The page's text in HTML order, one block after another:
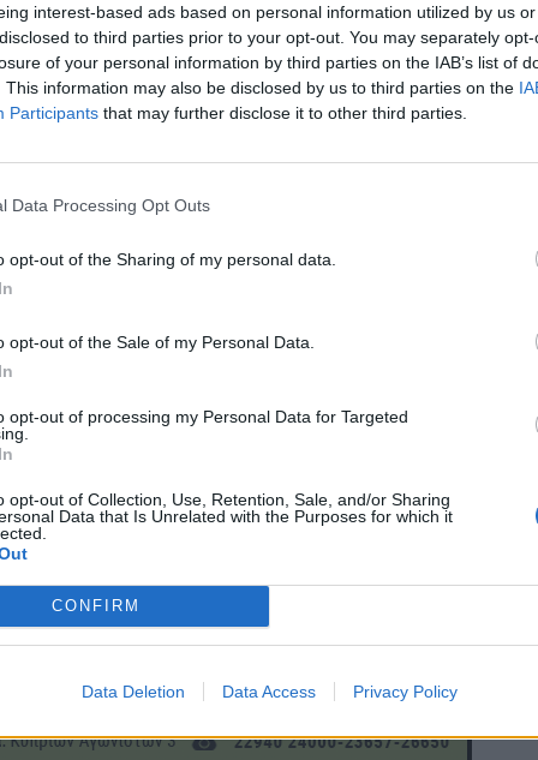
interest-based ads based on personal information utilized by us
to third parties prior to your opt-out. You may separately
of your personal information by third parties on the IAB’s list of
This information may also be disclosed by us to third parties on the
Participants that may further disclose it to other third parties.
Data Processing Opt Outs
opt-out of the Sharing of my personal data.
opt-out of the Sale of my Personal Data.
opt-out of processing my Personal Data for Targeted
opt-out of Collection, Use, Retention, Sale, and/or Sharing
Data that Is Unrelated with the Purposes for which it
CONFIRM
Data Deletion Data Access Privacy Policy